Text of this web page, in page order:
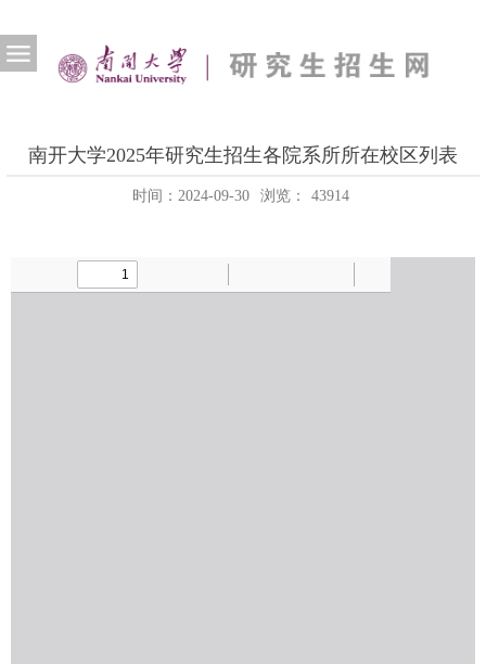
南开大学2025年研究生招生各院系所所在校区列表
时间：2024-09-30 浏览： 43914